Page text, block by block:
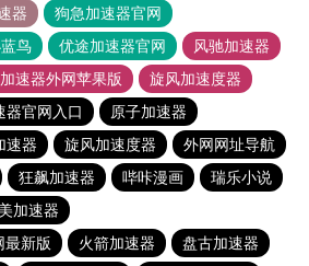
器
狗急加速器官网
鸟 优途加速器官网
风驰加速器
速器外网苹果版
旋风加速度器
器官网入口
原子加速器
速器 旋风加速度器
外网网址导航
狂飙加速器 哔咔漫画
瑞乐小说
加速器
最新版
火箭加速器
盘古加速器